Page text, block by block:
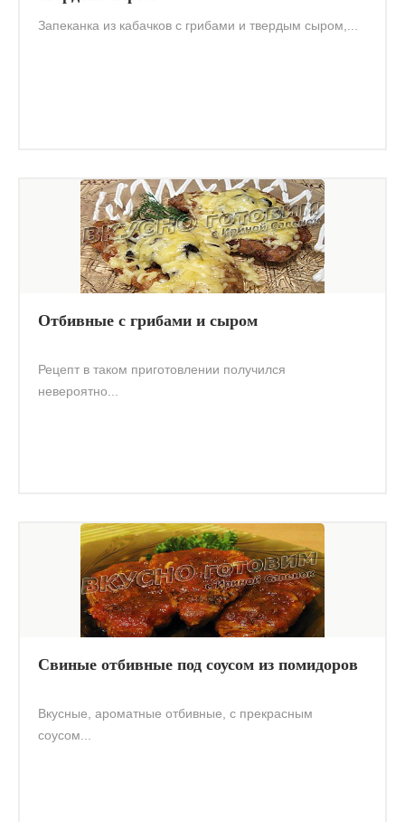
Запеканка из кабачков с грибами и твердым сыром,...
Отбивные с грибами и сыром
Рецепт в таком приготовлении получился
невероятно...
Свиные отбивные под соусом из помидоров
Вкусные, ароматные отбивные, с прекрасным
соусом...